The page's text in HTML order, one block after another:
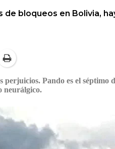
de bloqueos en Bolivia,
perjuicios. Pando es el séptimo
neurálgico.